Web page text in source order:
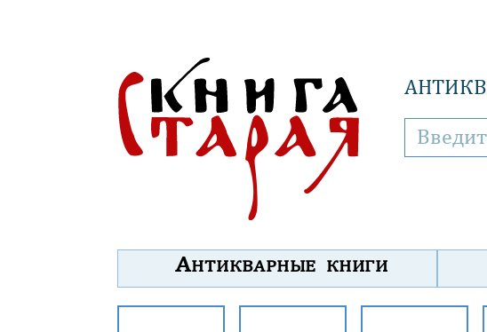
АНТИКВАРНЫЕ КНИГИ